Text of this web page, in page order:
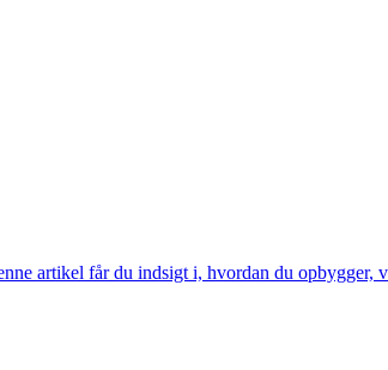
artikel får du indsigt i, hvordan du